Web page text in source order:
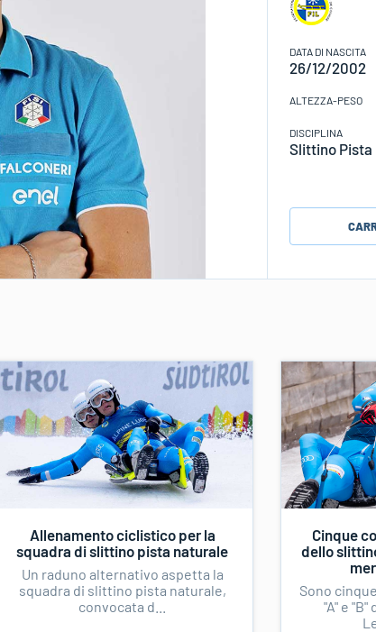
DATA DI NASCITA
26/12/2002
ALTEZZA-PESO
DISCIPLINA
Slittino Pista
Allenamento ciclistico per la
squadra di slittino pista naturale
Un raduno alternativo aspetta la
squadra di slittino pista naturale,
convocata d...
Cinque
dello
Sono
"A" e